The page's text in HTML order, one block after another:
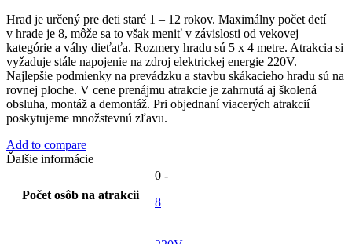
Hrad je určený pre deti staré 1 – 12 rokov. Maximálny počet detí
v hrade je 8, môže sa to však meniť v závislosti od vekovej
kategórie a váhy dieťaťa. Rozmery hradu sú 5 x 4 metre. Atrakcia si
vyžaduje stále napojenie na zdroj elektrickej energie 220V.
Najlepšie podmienky na prevádzku a stavbu skákacieho hradu sú na
rovnej ploche. V cene prenájmu atrakcie je zahrnutá aj školená
obsluha, montáž a demontáž. Pri objednaní viacerých atrakcií
poskytujeme množstevnú zľavu.
Add to compare
Ďalšie informácie
Počet osôb na atrakcii
0 -
8